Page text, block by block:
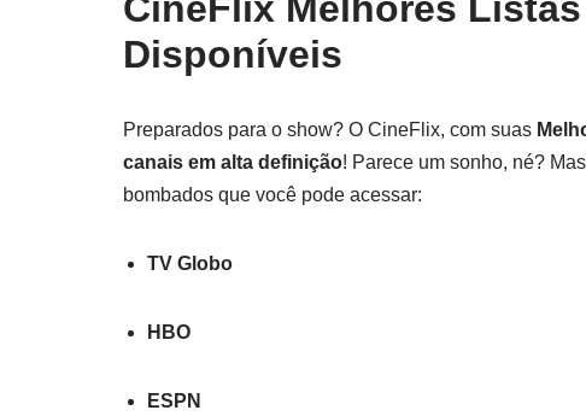
Disponíveis
Preparados para o show? O CineFlix, com suas
canais em alta definição! Parece um sonho, né?
bombados que você pode acessar:
TV Globo
HBO
ESPN